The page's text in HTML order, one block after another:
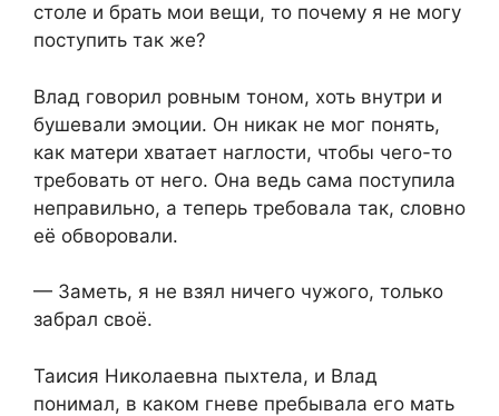
столе и брать мои вещи, то почему я не могу
поступить так же?
Влад говорил ровным тоном, хоть внутри и
бушевали эмоции. Он никак не мог понять,
как матери хватает наглости, чтобы чего-то
требовать от него. Она ведь сама поступила
неправильно, а теперь требовала так, словно
её обворовали.
— Заметь, я не взял ничего чужого, только
забрал своё.
Таисия Николаевна пыхтела, и Влад
понимал, в каком гневе пребывала его мать